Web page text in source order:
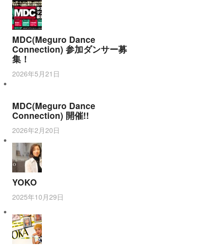
MDC(Meguro Dance
Connection) 参加ダンサー募
集！
2026年5月21日
MDC(Meguro Dance
Connection) 開催!!
2026年2月20日
YOKO
2025年10月29日